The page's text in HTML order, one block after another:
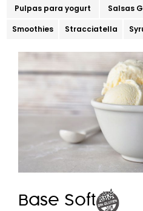
Pulpas para yogurt
Salsas
Smoothies
Stracciatella
Base Soft